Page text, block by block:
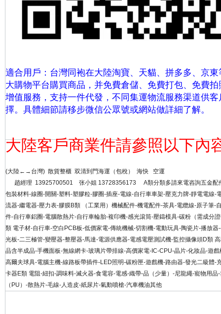
適合用戶：台灣同袍在大陸淘寶、天貓、拼多多、京東
大購物平台購買商品，并免費倉儲、免費打包、 免費拍
增值服務，支持一件代發，不同集運物流服務渠道供客
擇。具體細節請移步微信公眾號或網站做詳細了解。
大陸客戶商業件請參照以下內
(大陸←→台灣) 散貨整櫃 双清到門海運（包稅） 海快
趙經理 13925700501 张小姐 13728356173 A類分類多請來電咨詢五金配
包裝材料-線圈-開關-塑料-塑膠粒-膠圈-插座-電線-自行車車架-壓克力牌-靜電電線-
流器-繼電器-壓力表-膠膜B類 （工業用）機械配件-機電配件-茶具-電纜線-原子筆-
件-自行車鋁圈-電腦散熱片-自行車輪胎-複印機-感光滾筒-壓鑄模具-碳粉（需成分
類 電子材-自行車-空白PCB板-低價家電-傳統機械-切割機-電動玩具-陶瓷片-播放器
光板-二三極管-變壓器-整壓器-馬達-電源供應器-電感電壓測試機-監控攝像頭D類
品含半成品-手機面板-無線網卡-玻璃片帶排線-高價家電-IC-CPU-晶片-化妝品-遊戲
高爾夫球具-電腦主機-線路板帶插件-LED照明-碳粉匣-遊戲機-路由器-發光二級體-
卡器E類 電阻-紐扣-調味料-滅火器-食電容-電感-織帶-品（少量）-尼龍繩-寵物用品
（PU）-散熱片-毛線-人造皮-紙尿片-氣動噴槍-汽車機油其他